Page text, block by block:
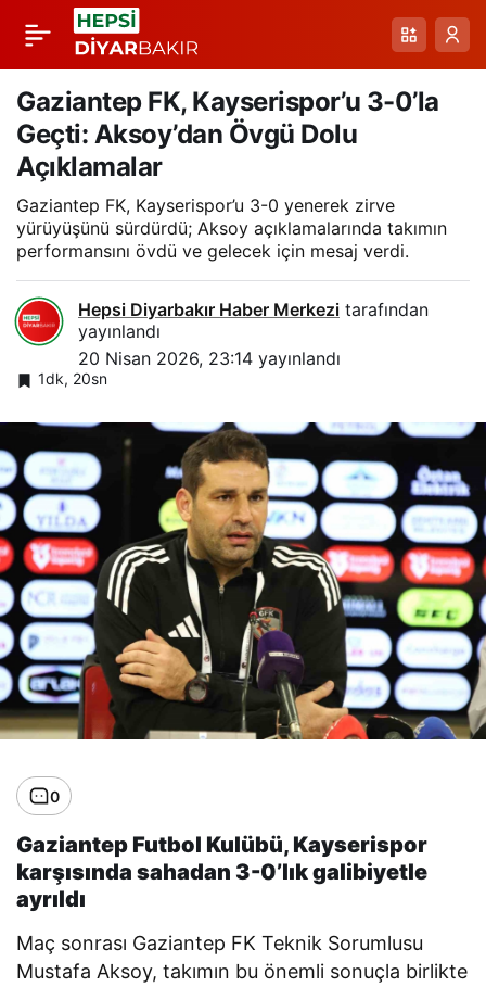
Gaziantep FK, Kayserispor’u 3-0’la
Geçti: Aksoy’dan Övgü Dolu
Açıklamalar
Gaziantep FK, Kayserispor’u 3-0 yenerek zirve
yürüyüşünü sürdürdü; Aksoy açıklamalarında takımın
performansını övdü ve gelecek için mesaj verdi.
Hepsi Diyarbakır Haber Merkezi tarafından
yayınlandı
20 Nisan 2026, 23:14 yayınlandı
1dk, 20sn
0
Gaziantep Futbol Kulübü, Kayserispor
karşısında sahadan 3-0’lık galibiyetle
ayrıldı
Maç sonrası Gaziantep FK Teknik Sorumlusu
Mustafa Aksoy, takımın bu önemli sonuçla birlikte
Gaziantep FK
karşısında 3-0’lık
yenilginin ardından
Moe: Hala şansımız
var,
performansımızdan
memnun değiliz
Paylaş